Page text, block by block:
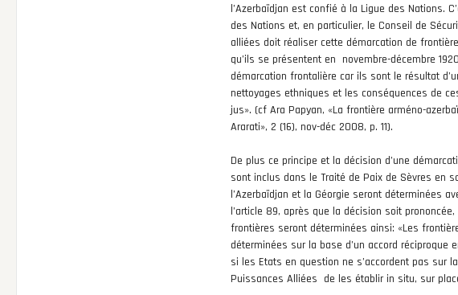
l’Azerbaïdjan est confié à la Ligue des Nations.
des Nations et, en particulier, le Conseil de
alliées doit réaliser cette démarcation de
qu’ils se présentent en novembre-décembre
démarcation frontalière car ils sont le résultat
nettoyages ethniques et les conséquences de
jus». (cf Ara Papyan, «La frontière arméno-
Ararati», 2 (16), nov-déc 2008, p. 11).
De plus ce principe et la décision d’une
sont inclus dans le Traité de Paix de Sèvres en
l’Azerbaïdjan et la Géorgie seront déterminées
l’article 89, après que la décision soit
frontières seront déterminées ainsi: «Les
déterminées sur la base d’un accord
si les Etats en question ne s’accordent pas sur
Puissances Alliées de les établir in situ, sur